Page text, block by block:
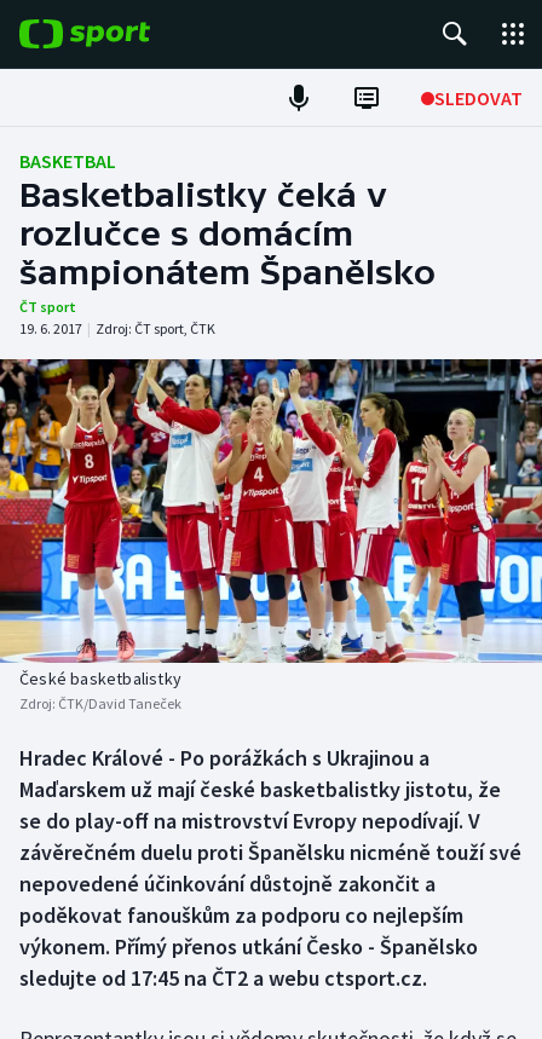
SLEDOVAT
Fotbal
Hokej
Tenis
Atletika
Cyklistika
DALŠÍ SPORTY
Americký fotbal
Baseball a softbal
Basketbal
Biatlon
Box
Curling
Dostihy
Florbal
NEPŘEHLÉDNĚTE
Soutěže
Historické návraty
Aplikace ČT sport
BASKETBAL
Basketbalistky čeká v
rozlučce s domácím
šampionátem Španělsko
ČT sport
19. 6. 2017 | Zdroj: ČT sport, ČTK
České basketbalistky
Zdroj: ČTK/David Taneček
Hradec Králové - Po porážkách s Ukrajinou a
Maďarskem už mají české basketbalistky jistotu, že
se do play-off na mistrovství Evropy nepodívají. V
závěrečném duelu proti Španělsku nicméně touží své
nepovedené účinkování důstojně zakončit a
poděkovat fanouškům za podporu co nejlepším
výkonem. Přímý přenos utkání Česko - Španělsko
sledujte od 17:45 na ČT2 a webu ctsport.cz.